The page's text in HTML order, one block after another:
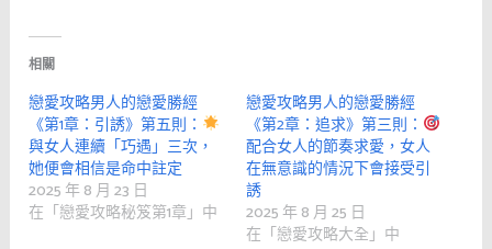
相關
戀愛攻略男人的戀愛勝經
《第1章：引誘》第五則：
與女人連續「巧遇」三次，
她便會相信是命中註定
2025 年 8 月 23 日
在「戀愛攻略秘笈第1章」中
戀愛攻略男人的戀愛勝經
《第2章：追求》第三則：
配合女人的節奏求愛，女人
在無意識的情況下會接受引
誘
2025 年 8 月 25 日
在「戀愛攻略大全」中